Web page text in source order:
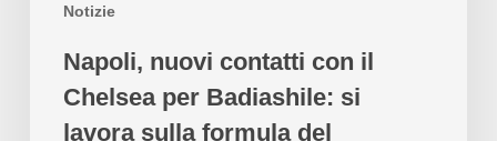
Notizie
Napoli, nuovi contatti con il
Chelsea per Badiashile: si
lavora sulla formula del